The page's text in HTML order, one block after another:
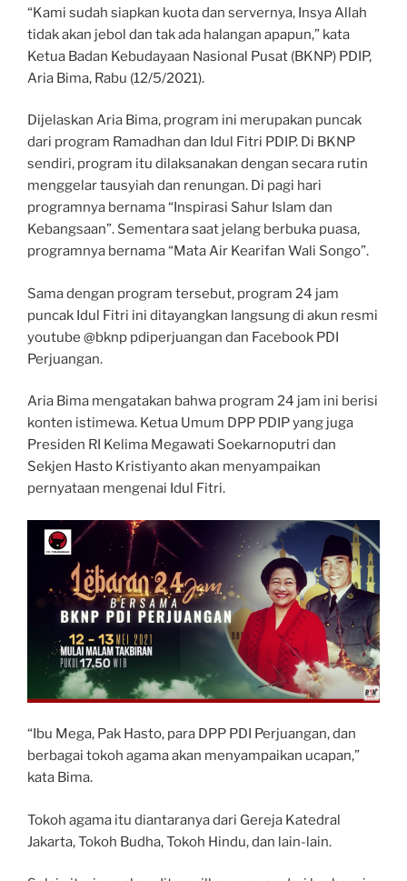
“Kami sudah siapkan kuota dan servernya, Insya Allah
tidak akan jebol dan tak ada halangan apapun,” kata
Ketua Badan Kebudayaan Nasional Pusat (BKNP) PDIP,
Aria Bima, Rabu (12/5/2021).
Dijelaskan Aria Bima, program ini merupakan puncak
dari program Ramadhan dan Idul Fitri PDIP. Di BKNP
sendiri, program itu dilaksanakan dengan secara rutin
menggelar tausyiah dan renungan. Di pagi hari
programnya bernama “Inspirasi Sahur Islam dan
Kebangsaan”. Sementara saat jelang berbuka puasa,
programnya bernama “Mata Air Kearifan Wali Songo”.
Sama dengan program tersebut, program 24 jam
puncak Idul Fitri ini ditayangkan langsung di akun resmi
youtube @bknp pdiperjuangan dan Facebook PDI
Perjuangan.
Aria Bima mengatakan bahwa program 24 jam ini berisi
konten istimewa. Ketua Umum DPP PDIP yang juga
Presiden RI Kelima Megawati Soekarnoputri dan
Sekjen Hasto Kristiyanto akan menyampaikan
pernyataan mengenai Idul Fitri.
“Ibu Mega, Pak Hasto, para DPP PDI Perjuangan, dan
berbagai tokoh agama akan menyampaikan ucapan,”
kata Bima.
Tokoh agama itu diantaranya dari Gereja Katedral
Jakarta, Tokoh Budha, Tokoh Hindu, dan lain-lain.